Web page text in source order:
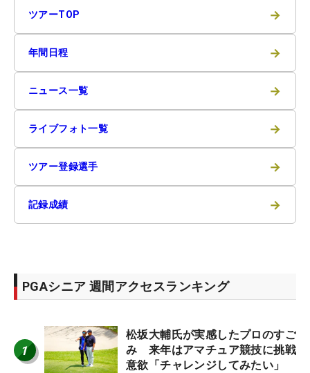
ツアーTOP →
年間日程 →
ニュース一覧 →
ライブフォト一覧 →
ツアー登録選手 →
記録成績 →
PGAシニア 週間アクセスランキング
1
松坂大輔氏が実感したプロのすご
み 来年はアマチュア競技に挑戦
意欲「チャレンジしてみたい」